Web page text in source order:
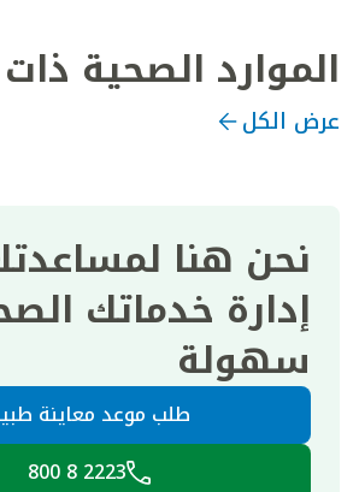
الموارد الصحية
عرض الكل
نحن هنا
إدارة خدماتك
سهولة
طلب موعد معاينة
2223 8 800